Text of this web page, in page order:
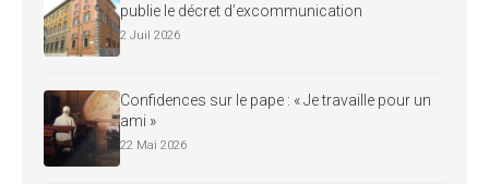
publie le décret d’excommunication
2 Juil 2026
Confidences sur le pape : « Je travaille pour un
ami »
22 Mai 2026